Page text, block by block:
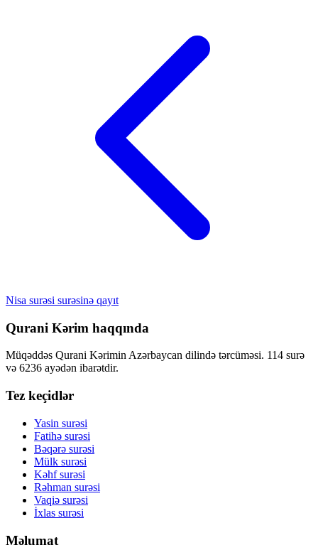
Nisa surəsi surəsinə qayıt
Qurani Kərim haqqında
Müqəddəs Qurani Kərimin Azərbaycan dilində tərcüməsi. 114 surə
və 6236 ayədən ibarətdir.
Tez keçidlər
Yasin surəsi
Fatihə surəsi
Bəqərə surəsi
Mülk surəsi
Kəhf surəsi
Rəhman surəsi
Vaqiə surəsi
İxlas surəsi
Məlumat